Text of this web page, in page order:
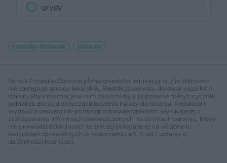
grypy
choroby ślinianek ślinianki
Serwis PoradnikZdrowie.pl ma charakter edukacyjny, nie stanowi i
nie zastępuje porady lekarskiej. Redakcja serwisu dokłada wszelkich
starań, aby informacje w nim zawarte były poprawne merytorycznie,
jednakże decyzja dotycząca leczenia należy do lekarza. Redakcja i
wydawca serwisu nie ponoszą odpowiedzialności wynikającej z
zastosowania informacji zamieszczonych na stronach serwisu, który
nie prowadzi działalności leczniczej polegającej na udzielaniu
świadczeń zdrowotnych w rozumieniu art. 3 ust 1 ustawy o
działalności leczniczej.